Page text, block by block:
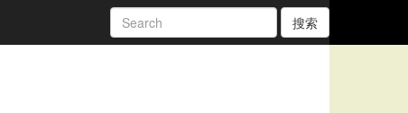
搜索